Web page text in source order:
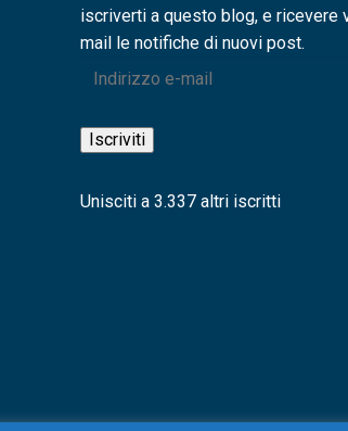
iscriverti a questo blog, e ricevere
mail le notifiche di nuovi post.
Indirizzo
mail
Iscriviti
Unisciti a 3.337 altri iscritti